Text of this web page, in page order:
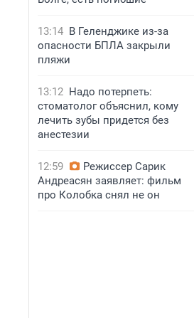
13:14 В Геленджике из-за
опасности БПЛА закрыли
пляжи
13:12 Надо потерпеть:
стоматолог объяснил, кому
лечить зубы придется без
анестезии
12:59
Режиссер Сарик
Андреасян заявляет: фильм
про Колобка снял не он